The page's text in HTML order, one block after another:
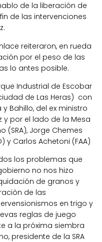
de la liberación de
de las intervenciones
reiteraron, en rueda
por el peso de las
lo antes posible.
Industrial de Escobar
de Las Heras) con
Bahillo, del ex ministro
y por el lado de la Mesa
(SRA), Jorge Chemes
y Carlos Achetoni (FAA)
los problemas que
no nos hizo
de granos y
de las
en trigo y
reglas de juego
a la próxima siembra
presidente de la SRA